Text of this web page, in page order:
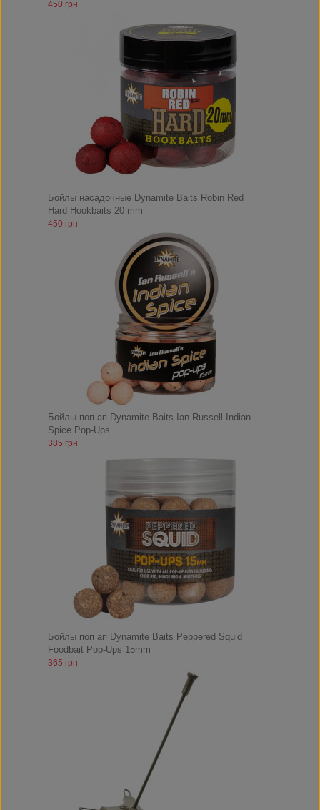
450 грн
Бойлы насадочные Dynamite Baits Robin Red
Hard Hookbaits 20 mm
450 грн
Бойлы поп ап Dynamite Baits Ian Russell Indian
Spice Pop-Ups
385 грн
Бойлы поп ап Dynamite Baits Peppered Squid
Foodbait Pop-Ups 15mm
365 грн